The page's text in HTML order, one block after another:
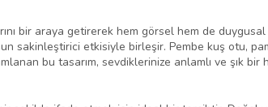
bir araya getirerek hem görsel hem de
sakinleştirici etkisiyle birleşir. Pembe kuş otu,
bu tasarım, sevdiklerinize anlamlı ve şık bir